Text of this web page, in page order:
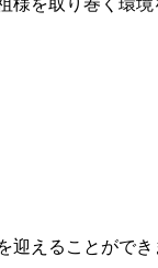
を取り巻く環境
えることができ